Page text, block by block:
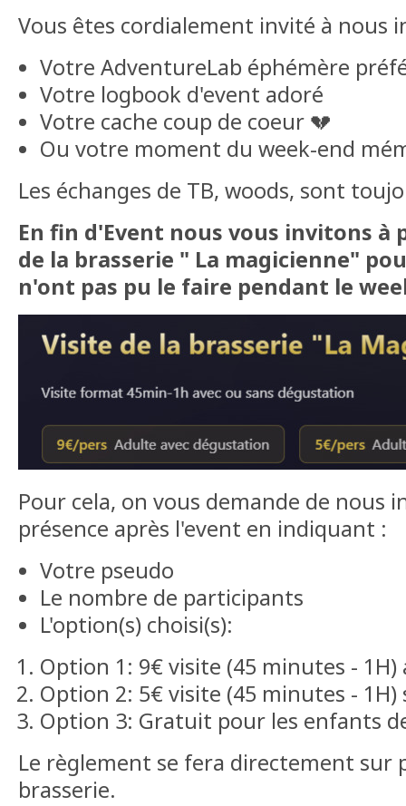
Vous êtes cordialement invité à nous
Votre AdventureLab éphémère
Votre logbook d'event adoré
Votre cache coup de coeur 💔
Ou votre moment du week-end
Les échanges de TB, woods, sont
En fin d'Event nous vous invitons à
de la brasserie " La magicienne"
n'ont pas pu le faire pendant le
Pour cela, on vous demande de nous
présence après l'event en indiquant :
Votre pseudo
Le nombre de participants
L'option(s) choisi(s):
Option 1: 9€ visite (45 minutes -
Option 2: 5€ visite (45 minutes -
Option 3: Gratuit pour les enfants
Le règlement se fera directement sur
brasserie.